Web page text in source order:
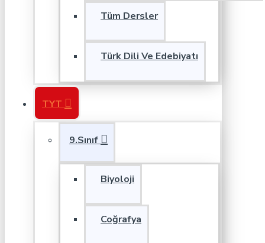
Tüm Dersler
Türk Dili Ve Edebiyatı
TYT
9.Sınıf
Biyoloji
Coğrafya